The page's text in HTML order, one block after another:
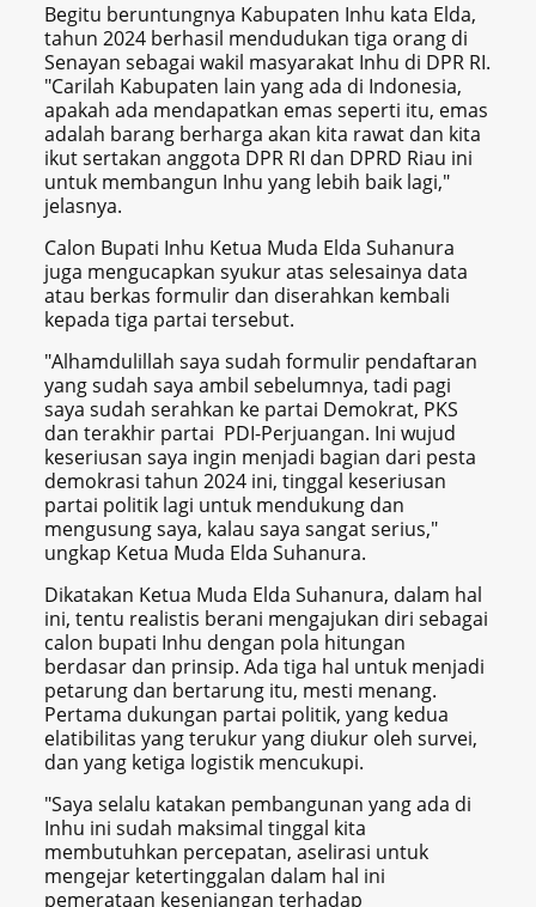
Begitu beruntungnya Kabupaten Inhu kata Elda,
tahun 2024 berhasil mendudukan tiga orang di
Senayan sebagai wakil masyarakat Inhu di DPR RI.
"Carilah Kabupaten lain yang ada di Indonesia,
apakah ada mendapatkan emas seperti itu, emas
adalah barang berharga akan kita rawat dan kita
ikut sertakan anggota DPR RI dan DPRD Riau ini
untuk membangun Inhu yang lebih baik lagi,"
jelasnya.
Calon Bupati Inhu Ketua Muda Elda Suhanura
juga mengucapkan syukur atas selesainya data
atau berkas formulir dan diserahkan kembali
kepada tiga partai tersebut.
"Alhamdulillah saya sudah formulir pendaftaran
yang sudah saya ambil sebelumnya, tadi pagi
saya sudah serahkan ke partai Demokrat, PKS
dan terakhir partai PDI-Perjuangan. Ini wujud
keseriusan saya ingin menjadi bagian dari pesta
demokrasi tahun 2024 ini, tinggal keseriusan
partai politik lagi untuk mendukung dan
mengusung saya, kalau saya sangat serius,"
ungkap Ketua Muda Elda Suhanura.
Dikatakan Ketua Muda Elda Suhanura, dalam hal
ini, tentu realistis berani mengajukan diri sebagai
calon bupati Inhu dengan pola hitungan
berdasar dan prinsip. Ada tiga hal untuk menjadi
petarung dan bertarung itu, mesti menang.
Pertama dukungan partai politik, yang kedua
elatibilitas yang terukur yang diukur oleh survei,
dan yang ketiga logistik mencukupi.
"Saya selalu katakan pembangunan yang ada di
Inhu ini sudah maksimal tinggal kita
membutuhkan percepatan, aselirasi untuk
mengejar ketertinggalan dalam hal ini
pemerataan kesenjangan terhadap